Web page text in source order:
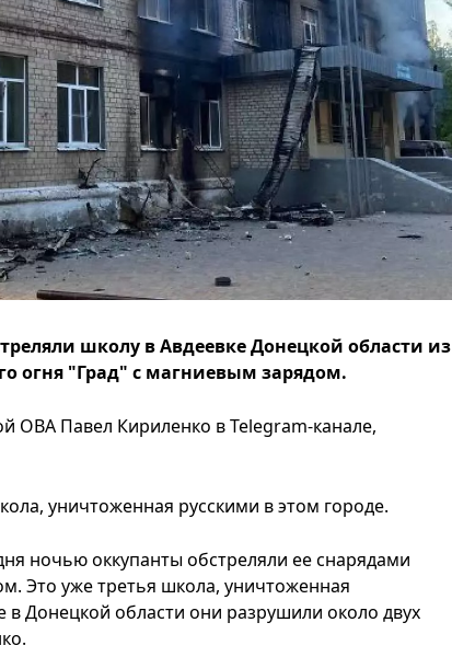
школу в Авдеевке Донецкой области из
огня "Град" с магниевым зарядом.
ОВА Павел Кириленко в Telegram-канале,
уничтоженная русскими в этом городе.
ночью оккупанты обстреляли ее снарядами
Это уже третья школа, уничтоженная
в Донецкой области они разрушили около двух